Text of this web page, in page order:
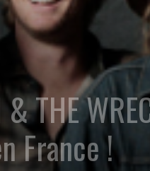
& THE
France !